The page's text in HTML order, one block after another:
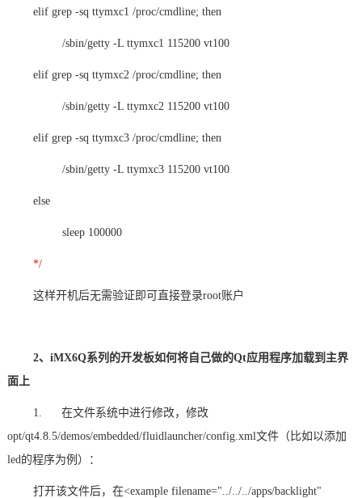
elif grep -sq ttymxc1 /proc/cmdline; then
/sbin/getty -L ttymxc1 115200 vt100
elif grep -sq ttymxc2 /proc/cmdline; then
/sbin/getty -L ttymxc2 115200 vt100
elif grep -sq ttymxc3 /proc/cmdline; then
/sbin/getty -L ttymxc3 115200 vt100
else
sleep 100000
*/
这样开机后无需验证即可直接登录root账户
2、iMX6Q系列的开发板如何将自己做的Qt应用程序加载到主界
面上
1. 在文件系统中进行修改，修改
opt/qt4.8.5/demos/embedded/fluidlauncher/config.xml文件（比如以添加
led的程序为例）：
打开该文件后，在<example filename="../../../apps/backlight"